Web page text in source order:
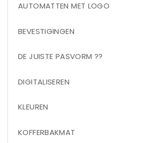
AUTOMATTEN MET LOGO
BEVESTIGINGEN
DE JUISTE PASVORM ??
DIGITALISEREN
KLEUREN
KOFFERBAKMAT